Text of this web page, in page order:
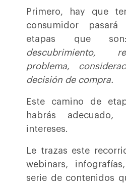
Primero, hay que
consumidor
etapas que
descubrimiento,
problema,
decisión de compra.
Este camino de
habrás
intereses.
Le trazas este
webinars,
serie de contenidos